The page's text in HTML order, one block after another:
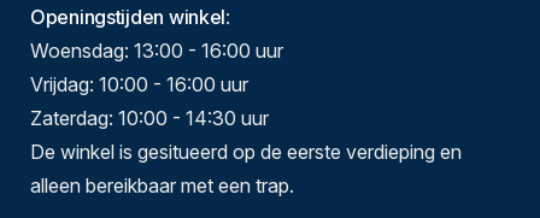
Openingstijden winkel:
Woensdag: 13:00 - 16:00 uur
Vrijdag: 10:00 - 16:00 uur
Zaterdag: 10:00 - 14:30 uur
De winkel is gesitueerd op de eerste verdieping en
alleen bereikbaar met een trap.